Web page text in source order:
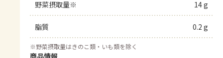
野菜摂取量※ 14 g
脂質 0.2 g
※野菜摂取量はきのこ類・いも類を除く
商品情報